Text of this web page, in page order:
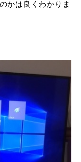
かは良くわかりま